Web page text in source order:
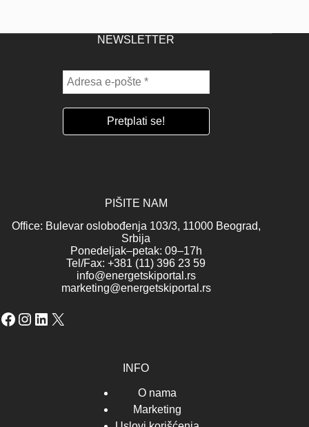
NEWSLETTER
PIŠITE NAM
Office: Bulevar oslobođenja 103/3, 11000 Beograd,
Srbija
Ponedeljak–petak: 09–17h
Tel/Fax: +381 (11) 396 23 59
info@energetskiportal.rs
marketing@energetskiportal.rs
Facebook
Instagram
LinkedIn
X
INFO
O nama
Marketing